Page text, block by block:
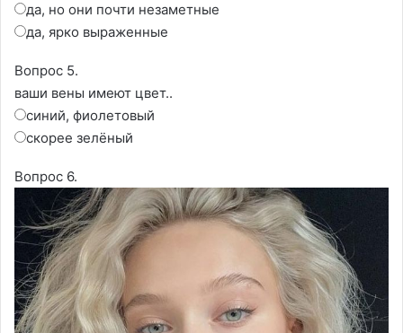
да, но они почти незаметные
да, ярко выраженные
Вопрос 5.
ваши вены имеют цвет..
синий, фиолетовый
скорее зелёный
Вопрос 6.